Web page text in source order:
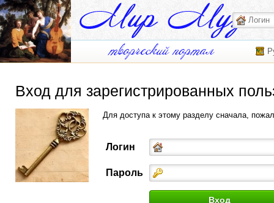
Вход для зарегистрированных
Для доступа к этому разделу сначала,
Логин
Пароль